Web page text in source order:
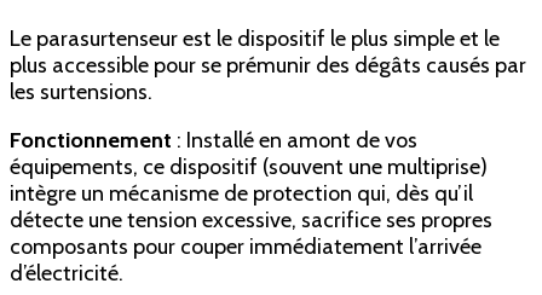
Le parasurtenseur est le dispositif le plus simple et le
plus accessible pour se prémunir des dégâts causés par
les surtensions.
Fonctionnement : Installé en amont de vos
équipements, ce dispositif (souvent une multiprise)
intègre un mécanisme de protection qui, dès qu’il
détecte une tension excessive, sacrifice ses propres
composants pour couper immédiatement l’arrivée
d’électricité.